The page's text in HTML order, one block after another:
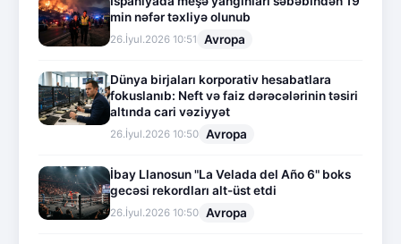
min nəfər təxliyə olunub
26.İyul.2026 10:51 Avropa
Dünya birjaları korporativ hesabatlara
fokuslanıb: Neft və faiz dərəcələrinin təsiri
altında cari vəziyyət
26.İyul.2026 10:50 Avropa
İbay Llanosun "La Velada del Año 6" boks
gecəsi rekordları alt-üst etdi
26.İyul.2026 10:50 Avropa